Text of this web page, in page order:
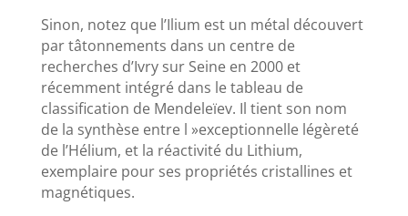
Sinon, notez que l’Ilium est un métal découvert
par tâtonnements dans un centre de
recherches d’Ivry sur Seine en 2000 et
récemment intégré dans le tableau de
classification de Mendeleïev. Il tient son nom
de la synthèse entre l »exceptionnelle légèreté
de l’Hélium, et la réactivité du Lithium,
exemplaire pour ses propriétés cristallines et
magnétiques.